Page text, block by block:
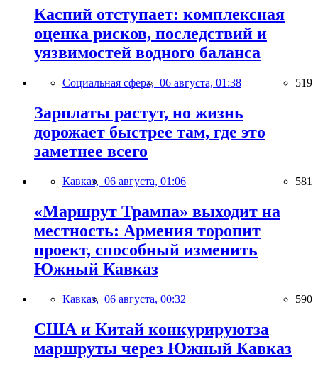
Каспий отступает: комплексная
оценка рисков, последствий и
уязвимостей водного баланса
Социальная сфера, 06 августа, 01:38 519
Зарплаты растут, но жизнь
дорожает быстрее там, где это
заметнее всего
Кавказ, 06 августа, 01:06 581
«Маршрут Трампа» выходит на
местность: Армения торопит
проект, способный изменить
Южный Кавказ
Кавказ, 06 августа, 00:32 590
США и Китай конкурируютза
маршруты через Южный Кавказ